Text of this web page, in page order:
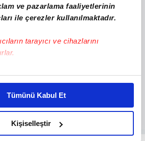
ve pazarlama faaliyetlerinin
ile çerezler kullanılmaktadır.
tarayıcı ve cihazlarını
halinde sizlere özel
yaşatabiliriz. Bunu yaparken
iyi bir reklam deneyimi sunmak
en iyi içerikleri sunabilmek adına
gösterdiğimizi ve bu noktada,
Tümünü Kabul Et
Kişiselleştir